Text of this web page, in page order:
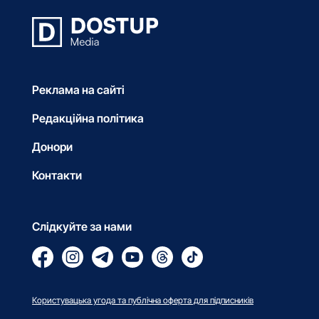
Реклама на сайті
Редакційна політика
Донори
Контакти
Слідкуйте за нами
Користувацька угода та публічна оферта для підписників